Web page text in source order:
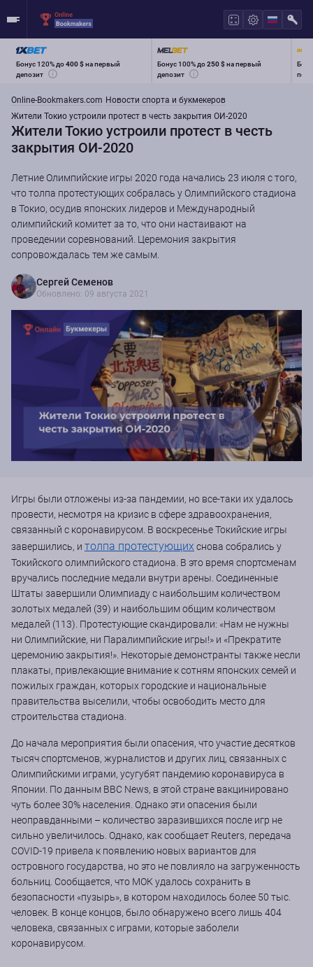
Бонус 120% до400 $на первый
депозит
Бонус 100% до250 $на первый
депозит
Online-Bookmakers.com Новости спорта и букмекеров
Жители Токио устроили протест в честь закрытия ОИ-2020
Жители Токио устроили протест в честь
закрытия ОИ-2020
Летние Олимпийские игры 2020 года начались 23 июля с того,
что толпа протестующих собралась у Олимпийского стадиона
в Токио, осудив японских лидеров и Международный
олимпийский комитет за то, что они настаивают на
проведении соревнований. Церемония закрытия
сопровождалась тем же самым.
Сергей Семенов
Обновлено: 09 августа 2021
Игры были отложены из-за пандемии, но все-таки их удалось
провести, несмотря на кризис в сфере здравоохранения,
связанный с коронавирусом. В воскресенье Токийские игры
завершились, и толпа протестующих снова собрались у
Токийского олимпийского стадиона. В это время спортсменам
вручались последние медали внутри арены. Соединенные
Штаты завершили Олимпиаду с наибольшим количеством
золотых медалей (39) и наибольшим общим количеством
медалей (113). Протестующие скандировали: «Нам не нужны
ни Олимпийские, ни Паралимпийские игры!» и «Прекратите
церемонию закрытия!». Некоторые демонстранты также несли
плакаты, привлекающие внимание к сотням японских семей и
пожилых граждан, которых городские и национальные
правительства выселили, чтобы освободить место для
строительства стадиона.
До начала мероприятия были опасения, что участие десятков
тысяч спортсменов, журналистов и других лиц, связанных с
Олимпийскими играми, усугубят пандемию коронавируса в
Японии. По данным BBC News, в этой стране вакцинировано
чуть более 30% населения. Однако эти опасения были
неоправданными – количество заразившихся после игр не
сильно увеличилось. Однако, как сообщает Reuters, передача
COVID-19 привела к появлению новых вариантов для
островного государства, но это не повлияло на загруженность
больниц. Сообщается, что МОК удалось сохранить в
безопасности «пузырь», в котором находилось более 50 тыс.
человек. В конце концов, было обнаружено всего лишь 404
человека, связанных с играми, которые заболели
коронавирусом.